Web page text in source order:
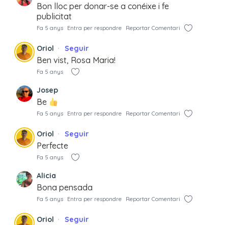
Bon lloc per donar-se a conéixe i fe
publicitat
Fa 5 anys Entra per respondre Reportar Comentari
Oriol Seguir
Ben vist, Rosa Maria!
Fa 5 anys
Josep
Be
Fa 5 anys Entra per respondre Reportar Comentari
Oriol Seguir
Perfecte
Fa 5 anys
Alicia
Bona pensada
Fa 5 anys Entra per respondre Reportar Comentari
Oriol Seguir